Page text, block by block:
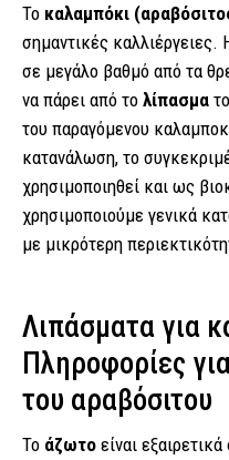
Το καλαμπόκι
σημαντικές καλλιέργειες.
σε μεγάλο βαθμό από τα
να πάρει από το λίπασμα
του παραγόμενου
κατανάλωση, το
χρησιμοποιηθεί και ως
χρησιμοποιούμε γενικά
με μικρότερη
Λιπάσματα για
Πληροφορίες
του αραβόσιτου
Το άζωτο είναι